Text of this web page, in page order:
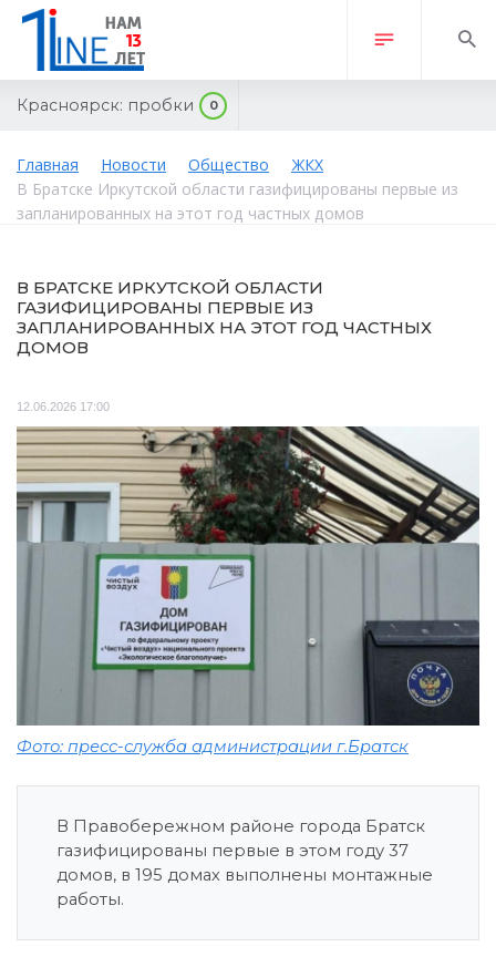
Красноярск: пробки 0
Главная Новости Общество
ЖКХ
В Братске Иркутской области газифицированы первые из
запланированных на этот год частных домов
В БРАТСКЕ ИРКУТСКОЙ ОБЛАСТИ
ГАЗИФИЦИРОВАНЫ ПЕРВЫЕ ИЗ
ЗАПЛАНИРОВАННЫХ НА ЭТОТ ГОД ЧАСТНЫХ
ДОМОВ
12.06.2026 17:00
Фото: пресс-служба администрации г.Братск
В Правобережном районе города Братск
газифицированы первые в этом году 37
домов, в 195 домах выполнены монтажные
работы.